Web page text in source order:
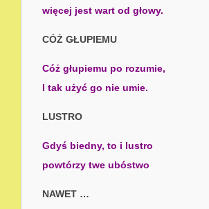
więcej jest wart od głowy.
CÓŻ GŁUPIEMU
Cóż głupiemu po rozumie,
I tak użyć go nie umie.
LUSTRO
Gdyś biedny, to i lustro
powtórzy twe ubóstwo
NAWET …